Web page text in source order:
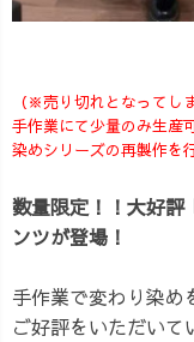
（※売り切れとなってし
手作業にて少量のみ生産
染めシリーズの再製作を
数量限定！！大好評
ンツが登場！
手作業で変わり染め
ご好評をいただいて